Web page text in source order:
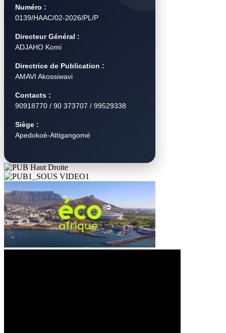
Numéro :
0139/HAAC/02-2026/PL/P
Directeur Général :
ADJAHO Komi
Directrice de Publication :
AMAVI Akossiwavi
Contacts :
90918770 / 90 373707 / 99529338
Siège :
Apedokoè-Attigangomé